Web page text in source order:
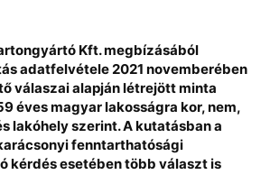
Kft. megbízásából
adatfelvétele 2021 novemberében
válaszai alapján létrejött minta
éves magyar lakosságra kor, nem,
lakóhely szerint. A kutatásban a
fenntarthatósági
kérdés esetében több választ is